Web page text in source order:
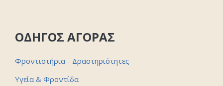
ΟΔΗΓΟΣ ΑΓΟΡΑΣ
Φροντιστήρια - Δραστηριότητες
Υγεία & Φροντίδα